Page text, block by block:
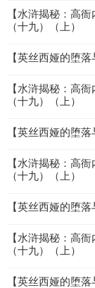
【水浒揭秘：高
（十九）（上）
【英丝西娅的堕
【水浒揭秘：高
（十九）（上）
【英丝西娅的堕
【水浒揭秘：高
（十九）（上）
【英丝西娅的堕
【水浒揭秘：高
（十九）（上）
【英丝西娅的堕